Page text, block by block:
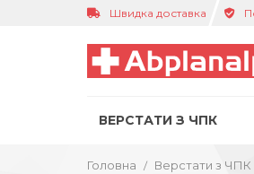
Швидка доставка
ВЕРСТАТИ З ЧПК
Головна Верстати з ЧПК